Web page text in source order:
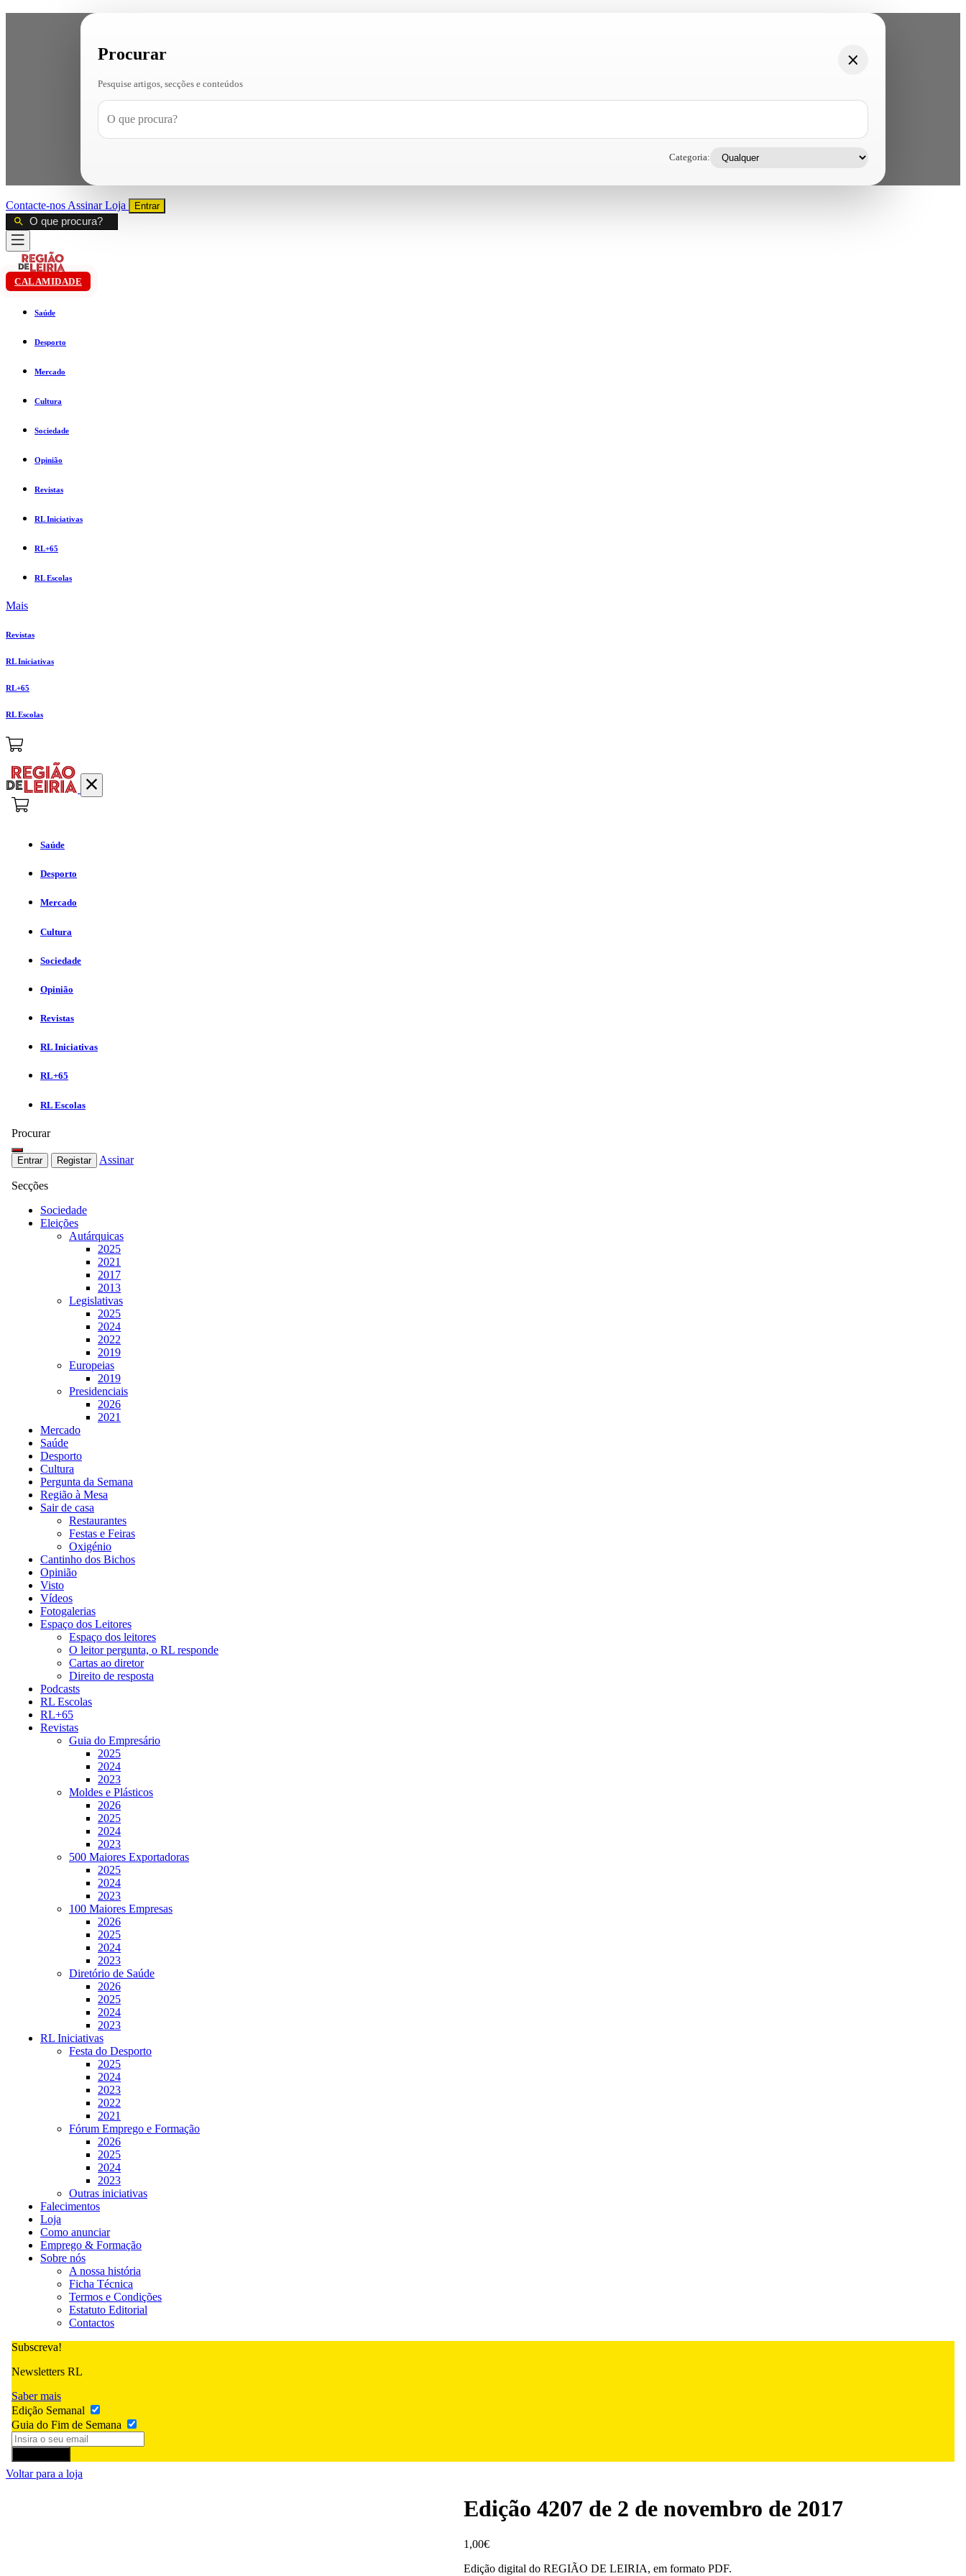
Procurar
Pesquise artigos, secções e conteúdos
Categoria:
Contacte-nos AssinarLoja Entrar
CALAMIDADE
Saúde
Desporto
Mercado
Cultura
Sociedade
Opinião
Revistas
RL Iniciativas
RL+65
RL Escolas
Mais
Revistas
RL Iniciativas
RL+65
RL Escolas
Saúde
Desporto
Mercado
Cultura
Sociedade
Opinião
Revistas
RL Iniciativas
RL+65
RL Escolas
Procurar
Entrar Registar Assinar
Secções
Sociedade
Eleições
Autárquicas
2025
2021
2017
2013
Legislativas
2025
2024
2022
2019
Europeias
2019
Presidenciais
2026
2021
Mercado
Saúde
Desporto
Cultura
Pergunta da Semana
Região à Mesa
Sair de casa
Restaurantes
Festas e Feiras
Oxigénio
Cantinho dos Bichos
Opinião
Visto
Vídeos
Fotogalerias
Espaço dos Leitores
Espaço dos leitores
O leitor pergunta, o RL responde
Cartas ao diretor
Direito de resposta
Podcasts
RL Escolas
RL+65
Revistas
Guia do Empresário
2025
2024
2023
Moldes e Plásticos
2026
2025
2024
2023
500 Maiores Exportadoras
2025
2024
2023
100 Maiores Empresas
2026
2025
2024
2023
Diretório de Saúde
2026
2025
2024
2023
RL Iniciativas
Festa do Desporto
2025
2024
2023
2022
2021
Fórum Emprego e Formação
2026
2025
2024
2023
Outras iniciativas
Falecimentos
Loja
Como anunciar
Emprego & Formação
Sobre nós
A nossa história
Ficha Técnica
Termos e Condições
Estatuto Editorial
Contactos
Subscreva!
Newsletters RL
Saber mais
Edição Semanal
Guia do Fim de Semana
Voltar para a loja
Edição 4207 de 2 de novembro de 2017
1,00€
Edição digital do REGIÃO DE LEIRIA, em formato PDF.